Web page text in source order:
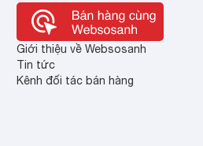
Giới thiệu về Websosanh
Tin tức
Kênh đối tác bán hàng